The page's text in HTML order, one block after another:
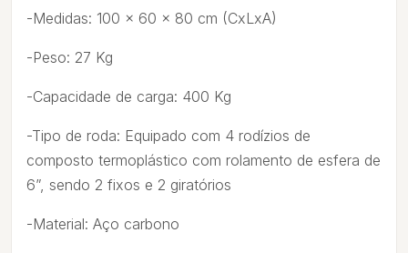
-Medidas: 100 x 60 x 80 cm (CxLxA)
-Peso: 27 Kg
-Capacidade de carga: 400 Kg
-Tipo de roda: Equipado com 4 rodízios de
composto termoplástico com rolamento de esfera de
6”, sendo 2 fixos e 2 giratórios
-Material: Aço carbono